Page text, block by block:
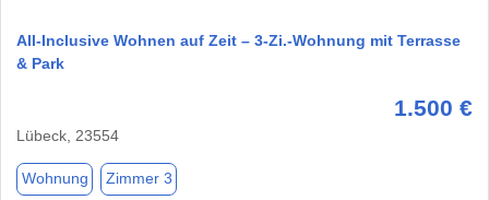
All-Inclusive Wohnen auf Zeit – 3-Zi.-Wohnung mit Terrasse
& Park
1.500 €
Lübeck, 23554
Wohnung Zimmer 3